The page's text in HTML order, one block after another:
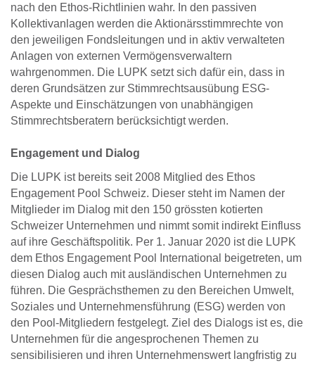
nach den Ethos-Richtlinien wahr. In den passiven
Kollektivanlagen werden die Ak­tionärsstimmrechte von
den jeweiligen Fondsleitungen und in aktiv verwalteten
Anlagen von externen Vermö­gensverwaltern
wahrgenommen. Die LUPK setzt sich dafür ein, dass in
deren Grundsätzen zur Stimmrechts­ausübung ESG-
Aspekte und Einschätzungen von unab­hängigen
Stimmrechtsberatern berücksichtigt werden.
Engagement und Dialog
Die LUPK ist bereits seit 2008 Mitglied des Ethos
Engagement Pool Schweiz. Dieser steht im Namen der
Mitglieder im Dialog mit den 150 grössten kotierten
Schweizer Unternehmen und nimmt somit indirekt Einfluss
auf ihre Geschäftspolitik. Per 1. Januar 2020 ist die LUPK
dem Ethos Engagement Pool International beigetreten, um
diesen Dialog auch mit ausländischen Unternehmen zu
führen. Die Gesprächsthemen zu den Bereichen Umwelt,
Soziales und Unternehmensführung (ESG) werden von
den Pool-Mitgliedern festgelegt. Ziel des Dialogs ist es, die
Unternehmen für die angesprochenen Themen zu
sensibilisieren und ihren Unternehmenswert langfristig zu